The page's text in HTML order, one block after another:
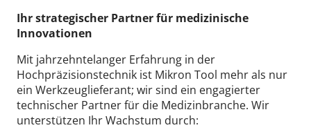
Ihr strategischer Partner für medizinische
Innovationen
Mit jahrzehntelanger Erfahrung in der
Hochpräzisionstechnik ist Mikron Tool mehr als nur
ein Werkzeuglieferant; wir sind ein engagierter
technischer Partner für die Medizinbranche. Wir
unterstützen Ihr Wachstum durch: